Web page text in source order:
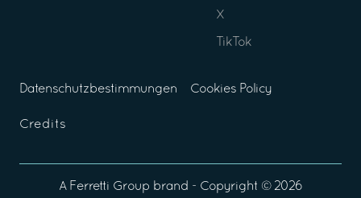
X
TikTok
Datenschutzbestimmungen Cookies Policy
Credits
A Ferretti Group brand - Copyright © 2026